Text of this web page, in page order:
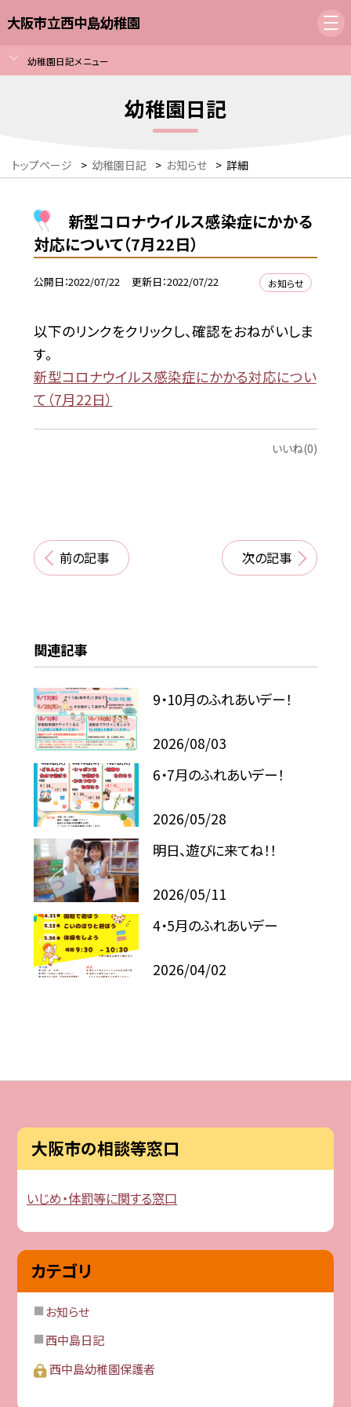
大阪市立西中島幼稚園
幼稚園日記メニュー
幼稚園日記
トップページ > 幼稚園日記 > お知らせ > 詳細
新型コロナウイルス感染症にかかる
対応について（7月22日）
公開日 2022/07/22 更新日 2022/07/22 お知らせ
以下のリンクをクリックし、確認をおねがいしま
す。
新型コロナウイルス感染症にかかる対応につい
て（7月22日）
いいね(0)
前の記事 次の記事
関連記事
9・10月のふれあいデー！
2026/08/03
6・7月のふれあいデー！
2026/05/28
明日、遊びに来てね！！
2026/05/11
4・5月のふれあいデー
2026/04/02
大阪市の相談等窓口
いじめ・体罰等に関する窓口
カテゴリ
お知らせ
西中島日記
西中島幼稚園保護者